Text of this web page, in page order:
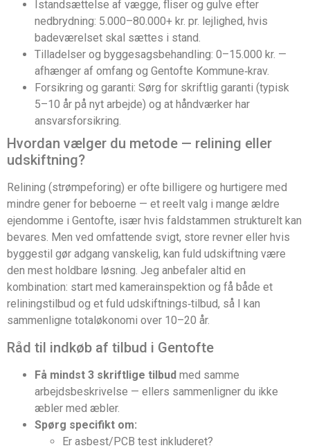
Istandsættelse af vægge, fliser og gulve efter
nedbrydning: 5.000–80.000+ kr. pr. lejlighed, hvis
badeværelset skal sættes i stand.
Tilladelser og byggesagsbehandling: 0–15.000 kr. —
afhænger af omfang og Gentofte Kommune‑krav.
Forsikring og garanti: Sørg for skriftlig garanti (typisk
5–10 år på nyt arbejde) og at håndværker har
ansvarsforsikring.
Hvordan vælger du metode — relining eller
udskiftning?
Relining (strømpeforing) er ofte billigere og hurtigere med
mindre gener for beboerne — et reelt valg i mange ældre
ejendomme i Gentofte, især hvis faldstammen strukturelt kan
bevares. Men ved omfattende svigt, store revner eller hvis
byggestil gør adgang vanskelig, kan fuld udskiftning være
den mest holdbare løsning. Jeg anbefaler altid en
kombination: start med kamera­inspektion og få både et
reliningstilbud og et fuld udskiftnings‑tilbud, så I kan
sammenligne totaløkonomi over 10–20 år.
Råd til indkøb af tilbud i Gentofte
Få mindst 3 skriftlige tilbud med samme
arbejdsbeskrivelse — ellers sammenligner du ikke
æbler med æbler.
Spørg specifikt om:
Er asbest/PCB test inkluderet?